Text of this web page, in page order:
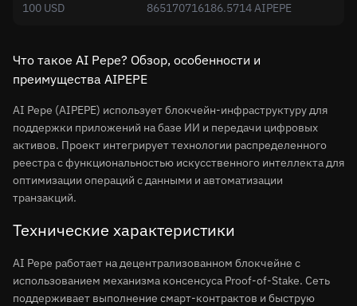
100 USD 865170716186.5714 AIPEPE
Что такое AI Pepe? Обзор, особенности и
преимущества AIPEPE
AI Pepe (AIPEPE) использует блокчейн-инфраструктуру для
поддержки приложений на базе ИИ и передачи цифровых
активов. Проект интегрирует технологии распределенного
реестра с функциональностью искусственного интеллекта для
оптимизации операций с данными и автоматизации
транзакций.
Технические характеристики
AI Pepe работает на децентрализованном блокчейне с
использованием механизма консенсуса Proof-of-Stake. Сеть
поддерживает выполнение смарт-контрактов и быструю